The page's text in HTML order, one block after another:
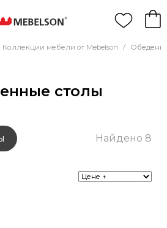
Коллекции мебели от Mebelson /
столы
Найдено 8